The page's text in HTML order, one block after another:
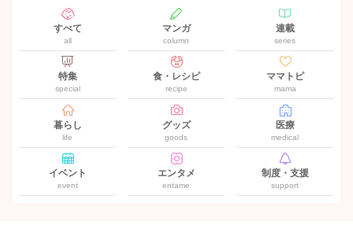
すべて
all
マンガ
column
連載
series
特集
special
食・レシピ
recipe
ママトピ
mama
暮らし
life
グッズ
goods
医療
medical
イベント
event
エンタメ
entame
制度・支援
support